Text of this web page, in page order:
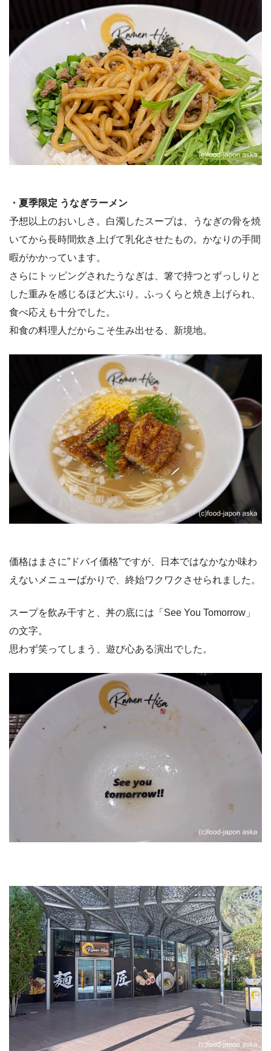
・夏季限定 うなぎラーメン
予想以上のおいしさ。白濁したスープは、うなぎの骨を焼
いてから長時間炊き上げて乳化させたもの。かなりの手間
暇がかかっています。
さらにトッピングされたうなぎは、箸で持つとずっしりと
した重みを感じるほど大ぶり。ふっくらと焼き上げられ、
食べ応えも十分でした。
和食の料理人だからこそ生み出せる、新境地。
価格はまさに”ドバイ価格”ですが、日本ではなかなか味わ
えないメニューばかりで、終始ワクワクさせられました。
スープを飲み干すと、丼の底には「See You Tomorrow」
の文字。
思わず笑ってしまう、遊び心ある演出でした。